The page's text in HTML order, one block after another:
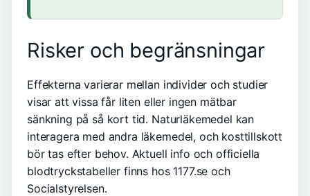
Risker och begränsningar
Effekterna varierar mellan individer och studier
visar att vissa får liten eller ingen mätbar
sänkning på så kort tid. Naturläkemedel kan
interagera med andra läkemedel, och kosttillskott
bör tas efter behov. Aktuell info och officiella
blodtryckstabeller finns hos 1177.se och
Socialstyrelsen.